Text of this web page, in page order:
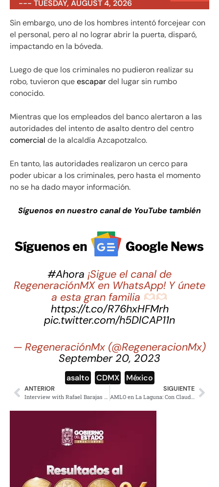
--- TUESDAY, AUGUST 4, 2026
Sin embargo, uno de los hombres intentó forcejear con
el personal, pero al no lograr abrir la puerta, disparó,
impactando en la bóveda.
Luego de que los criminales no pudieron realizar su
robo, tuvieron queescapardel lugar sin rumbo
conocido.
Mientras que los empleados del banco alertaron a las
autoridades del intento de asalto dentro del centro
comercial de la alcaldía Azcapotzalco.
En tanto, las autoridades realizaron un cerco para
poder ubicar a los criminales, pero hasta el momento
no se ha dado mayor información.
Síguenos en nuestro canal de YouTube también
#Ahora ¡Sigue el canal de
RegeneraciónMX en WhatsApp! Y únete
a esta gran familia
https://t.co/R76hxHFMrh
pic.twitter.com/h5DlCAP11n
— RegeneraciónMx (@RegeneracionMx)
September 20, 2023
asalto CDMX México
ANTERIOR
Interview with Rafael Barajas “El Fisgón”, director del Instituto Nacional de Formación Política de Morena, sobre las elecciones en México.
SIGUIENTE
AMLO en La Laguna: Con Claudia Sheinbaum continuarán proyectos de la 4T